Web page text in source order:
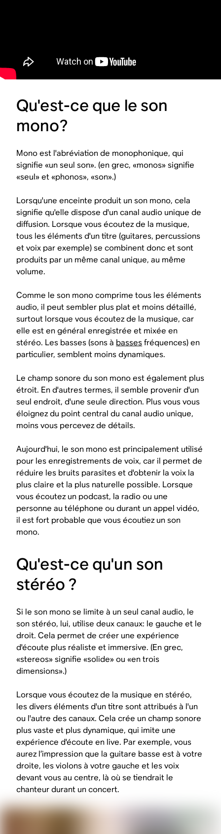
Qu'est-ce que le son
mono?
Mono est l'abréviation de monophonique, qui
signifie «un seul son». (en grec, «monos» signifie
«seul» et «phonos», «son».)
Lorsqu'une enceinte produit un son mono, cela
signifie qu'elle dispose d'un canal audio unique de
diffusion. Lorsque vous écoutez de la musique,
tous les éléments d'un titre (guitares, percussions
et voix par exemple) se combinent donc et sont
produits par un même canal unique, au même
volume.
Comme le son mono comprime tous les éléments
audio, il peut sembler plus plat et moins détaillé,
surtout lorsque vous écoutez de la musique, car
elle est en général enregistrée et mixée en
stéréo. Les basses (sons à bassesfréquences) en
particulier, semblent moins dynamiques.
Le champ sonore du son mono est également plus
étroit. En d'autres termes, il semble provenir d'un
seul endroit, d'une seule direction. Plus vous vous
éloignez du point central du canal audio unique,
moins vous percevez de détails.
Aujourd'hui, le son mono est principalement utilisé
pour les enregistrements de voix, car il permet de
réduire les bruits parasites et d'obtenir la voix la
plus claire et la plus naturelle possible. Lorsque
vous écoutez un podcast, la radio ou une
personne au téléphone ou durant un appel vidéo,
il est fort probable que vous écoutiez un son
mono.
Qu'est-ce qu'un son
stéréo ?
Si le son mono se limite à un seul canal audio, le
son stéréo, lui, utilise deux canaux: le gauche et le
droit. Cela permet de créer une expérience
d'écoute plus réaliste et immersive. (En grec,
«stereos» signifie «solide» ou «en trois
dimensions».)
Lorsque vous écoutez de la musique en stéréo,
les divers éléments d'un titre sont attribués à l'un
ou l'autre des canaux. Cela crée un champ sonore
plus vaste et plus dynamique, qui imite une
expérience d'écoute en live. Par exemple, vous
aurez l’impression que la guitare basse est à votre
droite, les violons à votre gauche et les voix
devant vous au centre, là où se tiendrait le
chanteur durant un concert.